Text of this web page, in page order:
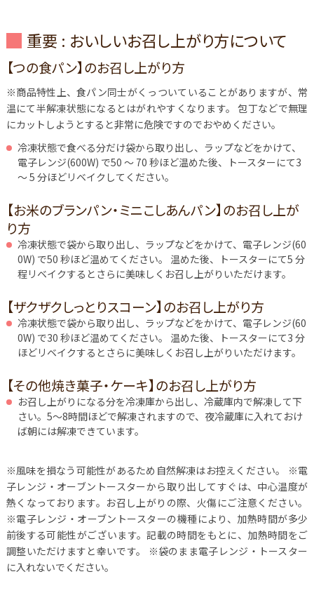
重要 : おいしいお召し上がり方について
【つの食パン】のお召し上がり方
※商品特性上、食パン同士がくっついていることがありますが、常
温にて半解凍状態になるとはがれやすくなります。 包丁などで無理
にカットしようとすると非常に危険ですのでおやめください。
冷凍状態で食べる分だけ袋から取り出し、ラップなどをかけて、
電子レンジ(600W) で50 ～ 70 秒ほど温めた後、トースターにて3
～ 5 分ほどリベイクしてください。
【お米のブランパン・ミニこしあんパン】のお召し上が
り方
冷凍状態で袋から取り出し、ラップなどをかけて、電子レンジ(60
0W) で50 秒ほど温めてください。 温めた後、トースターにて5 分
程リベイクするとさらに美味しくお召し上がりいただけます。
【ザクザクしっとりスコーン】のお召し上がり方
冷凍状態で袋から取り出し、ラップなどをかけて、電子レンジ(60
0W) で30 秒ほど温めてください。 温めた後、トースターにて3 分
ほどリベイクするとさらに美味しくお召し上がりいただけます。
【その他焼き菓子・ケーキ】のお召し上がり方
お召し上がりになる分を冷凍庫から出し、冷蔵庫内で解凍して下
さい。5～8時間ほどで解凍されますので、夜冷蔵庫に入れておけ
ば朝には解凍できています。
※風味を損なう可能性があるため自然解凍はお控えください。
※電
子レンジ・オーブントースターから取り出してすぐは、中心温度が
熱くなっております。お召し上がりの際、火傷にご注意ください。
※電子レンジ・オーブントースターの機種により、加熱時間が多少
前後する可能性がございます。記載の時間をもとに、加熱時間をご
調整いただけますと幸いです。 ※袋のまま電子レンジ・トースター
に入れないでください。